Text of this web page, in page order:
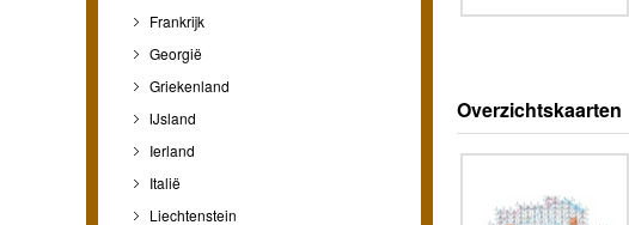
Frankrijk
Georgië
Griekenland
IJsland
Ierland
Italië
Liechtenstein
Overzichtskaarten